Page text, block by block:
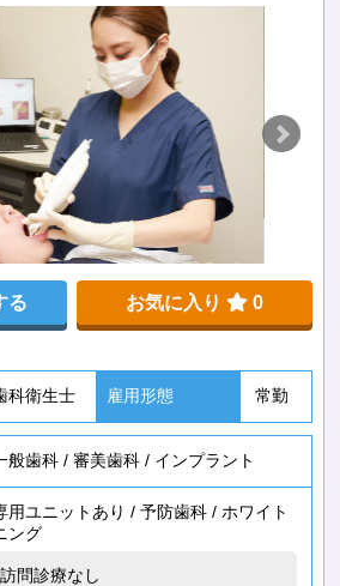
る お気に入り 0
科衛生士 雇用形態 常勤
般歯科/ 審美歯科/ インプラント
用ユニットあり / 予防歯科/ ホワイト
ング
訪問診療なし